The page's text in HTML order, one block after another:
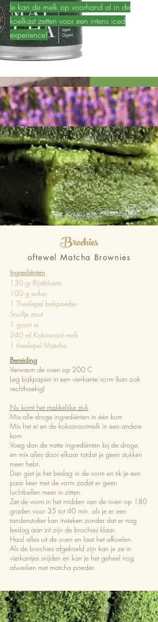
Je kan de melk op voorhand al in de
koelkast zetten voor een intens iced
experience!
Brochies
oftewel Matcha Brownies
Ingrediënten
130 gr Rijstbloem
100 g suiker
1 Theelepel bakpoeder
Snuifje zout
1 groot ei
240 ml Kokosnoot melk
1 theelepel Matcha
Bereiding
Verwarm de oven op 200 C
Leg bakpapier in een vierkante vorm (kan ook
rechthoekig)
Nu komt het makkelijke stuk
Mix alle droge ingrediënten in één kom
Mix het ei en de kokosnootmelk in een andere
kom
Voeg dan de natte ingrediënten bij de droge,
en mix alles door elkaar totdat je geen stukken
meer hebt.
Dan giet je het beslag in de vorm en tik je een
paar keer met de vorm zodat er geen
luchtbellen meer in zitten.
Zet de vorm in het midden van de oven op 180
graden voor 35 tot 40 min. als je er een
tandenstoker kan insteken zonder dat er nog
beslag aan zit zijn de brochies klaar.
Haal alles uit de oven en laat het afkoelen.
Als de brochies afgekoeld zijn kan je ze in
vierkantjes snijden en kan je het geheel nog
afwerken met matcha poeder.